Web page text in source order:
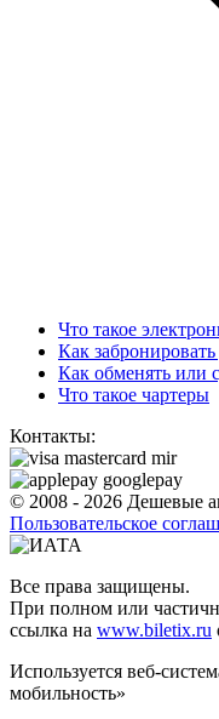
Что такое
Как
Как обменять или
Что такое чартеры
Контакты:
© 2008 - 2026 Дешевые
Пользовательское
Все права защищены.
При полном или
ссылка на www.biletix.ru
Используется веб-
мобильность»